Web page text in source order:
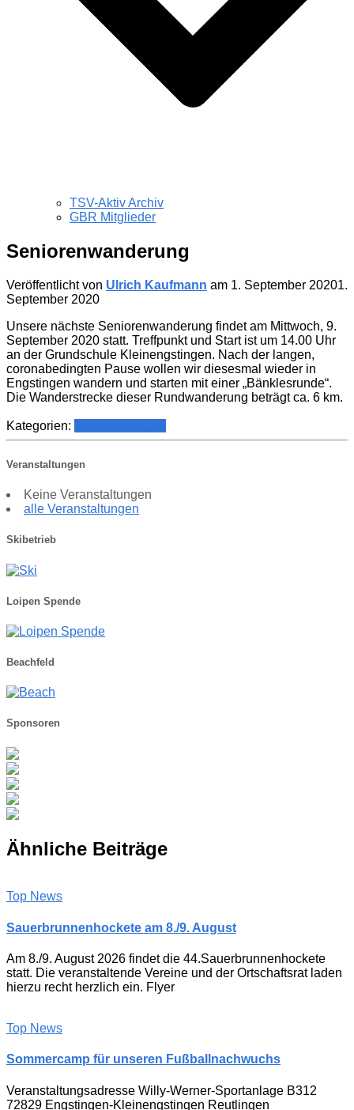
TSV-Aktiv Archiv
GBR Mitglieder
Seniorenwanderung
Veröffentlicht von Ulrich Kaufmann am 1. September 20201.
September 2020
Unsere nächste Seniorenwanderung findet am Mittwoch, 9.
September 2020 statt. Treffpunkt und Start ist um 14.00 Uhr
an der Grundschule Kleinengstingen. Nach der langen,
coronabedingten Pause wollen wir diesesmal wieder in
Engstingen wandern und starten mit einer „Bänklesrunde“.
Die Wanderstrecke dieser Rundwanderung beträgt ca. 6 km.
Kategorien:
Veranstaltungen
Keine Veranstaltungen
alle Veranstaltungen
Skibetrieb
Loipen Spende
Beachfeld
Sponsoren
Ähnliche Beiträge
Top News
Sauerbrunnenhockete am 8./9. August
Am 8./9. August 2026 findet die 44.Sauerbrunnenhockete
statt. Die veranstaltende Vereine und der Ortschaftsrat laden
hierzu recht herzlich ein. Flyer
Top News
Sommercamp für unseren Fußballnachwuchs
Veranstaltungsadresse Willy-Werner-Sportanlage B312
72829 Engstingen-Kleinengstingen Reutlingen